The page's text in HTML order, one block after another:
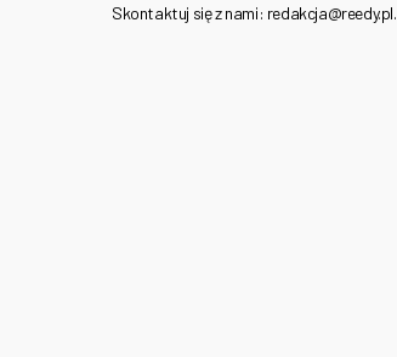
Skontaktuj się z nami: redakcja@reedy.pl.